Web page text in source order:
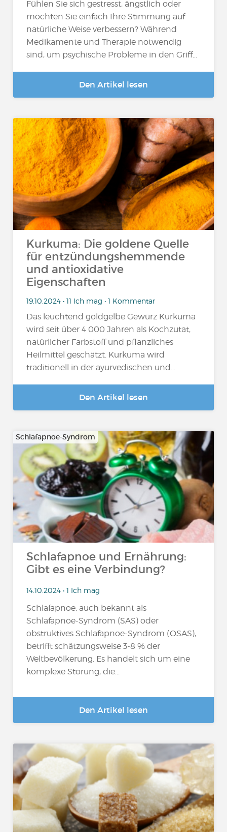
Fühlen Sie sich gestresst, ängstlich oder
möchten Sie einfach Ihre Stimmung auf
natürliche Weise verbessern? Während
Medikamente und Therapie notwendig
sind, um psychische Probleme in den Griff…
Den Artikel lesen
Kurkuma: Die goldene Quelle
für entzündungshemmende
und antioxidative
Eigenschaften
19.10.2024 • 11 Ich mag • 1 Kommentar
Das leuchtend goldgelbe Gewürz Kurkuma
wird seit über 4 000 Jahren als Kochzutat,
natürlicher Farbstoff und pflanzliches
Heilmittel geschätzt. Kurkuma wird
traditionell in der ayurvedischen und...
Den Artikel lesen
Schlafapnoe-Syndrom
Schlafapnoe und Ernährung:
Gibt es eine Verbindung?
14.10.2024 • 1 Ich mag
Schlafapnoe, auch bekannt als
Schlafapnoe-Syndrom (SAS) oder
obstruktives Schlafapnoe-Syndrom (OSAS),
betrifft schätzungsweise 3-8 % der
Weltbevölkerung. Es handelt sich um eine
komplexe Störung, die...
Den Artikel lesen